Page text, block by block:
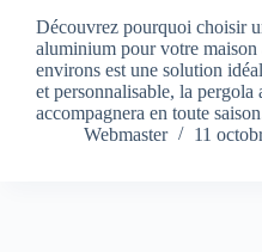
Découvrez pourquoi choisir
aluminium pour votre maison
environs est une solution
et personnalisable, la
accompagnera en toute
Webmaster
11